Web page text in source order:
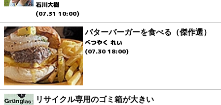
石川大樹
(07.31 10:00)
バターバーガーを食べる（傑作選）
べつやく れい
(07.30 18:00)
リサイクル専用のゴミ箱が大きい